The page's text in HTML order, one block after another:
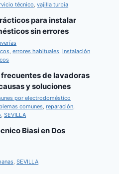
técnico ,vajilla turbia
para instalar
sin errores
,errores habituales ,instalación
de lavadoras
y soluciones
por electrodoméstico
comunes ,reparación
,SEVILLA
Biasi en Dos
,SEVILLA